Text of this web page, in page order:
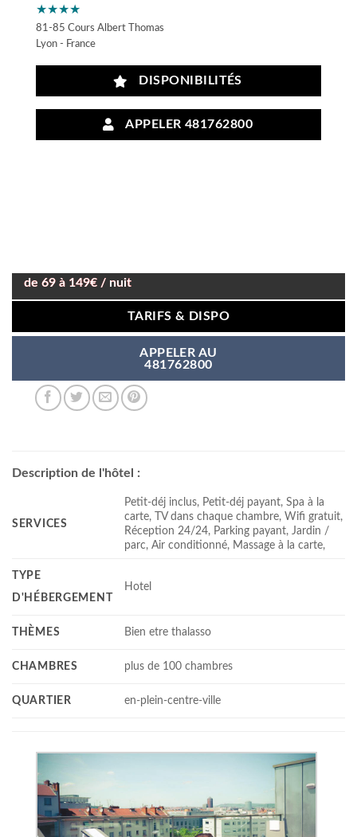
★★★★
81-85 Cours Albert Thomas
Lyon - France
DISPONIBILITÉS
APPELER 481762800
de 69 à 149€ / nuit
TARIFS & DISPO
APPELER AU
481762800
Description de l'hôtel :
SERVICES
Petit-déj inclus, Petit-déj payant, Spa à la
carte, TV dans chaque chambre, Wifi gratuit,
Réception 24/24, Parking payant, Jardin /
parc, Air conditionné, Massage à la carte,
TYPE
D'HÉBERGEMENT
Hotel
THÈMES Bien etre thalasso
CHAMBRES plus de 100 chambres
QUARTIER en-plein-centre-ville